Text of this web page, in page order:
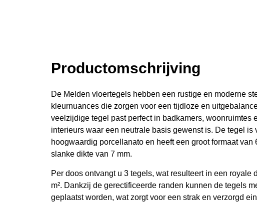
Productomschrijving
De Melden vloertegels hebben een rustige en moderne
kleurnuances die zorgen voor een tijdloze en
veelzijdige tegel past perfect in badkamers, woonruimtes
interieurs waar een neutrale basis gewenst is. De tegel is
hoogwaardig porcellanato en heeft een groot formaat van
slanke dikte van 7 mm.
Per doos ontvangt u 3 tegels, wat resulteert in een royale
m². Dankzij de gerectificeerde randen kunnen de tegels
geplaatst worden, wat zorgt voor een strak en verzorgd